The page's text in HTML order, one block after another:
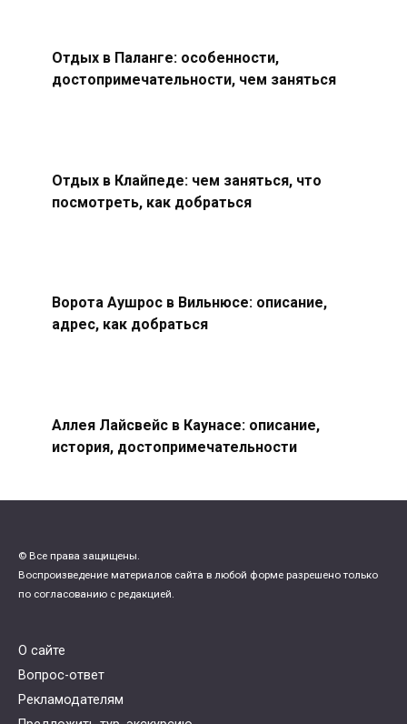
Отдых в Паланге: особенности,
достопримечательности, чем заняться
Отдых в Клайпеде: чем заняться, что
посмотреть, как добраться
Ворота Аушрос в Вильнюсе: описание,
адрес, как добраться
Аллея Лайсвейс в Каунасе: описание,
история, достопримечательности
© Все права защищены.
Воспроизведение материалов сайта в любой форме разрешено только
по согласованию с редакцией.
О сайте
Вопрос-ответ
Рекламодателям